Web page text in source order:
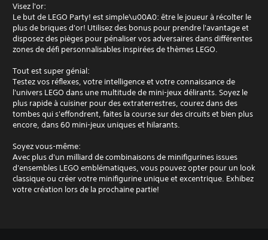
Visez l'or:
Le but de LEGO Party! est simple\u00A0: être le joueur à récolter le
plus de briques d'or! Utilisez des bonus pour prendre l'avantage et
disposez des pièges pour pénaliser vos adversaires dans différentes
zones de défi personnalisables inspirées de thèmes LEGO.
Tout est super génial:
Testez vos réflexes, votre intelligence et votre connaissance de
l'univers LEGO dans une multitude de mini-jeux délirants. Soyez le
plus rapide à cuisiner pour des extraterrestres, courez dans des
tombes qui s'effondrent, faites la course sur des circuits et bien plus
encore, dans 60 mini-jeux uniques et hilarants.
Soyez vous-même:
Avec plus d'un milliard de combinaisons de minifigurines issues
d'ensembles LEGO emblématiques, vous pouvez opter pour un look
classique ou créer votre minifigurine unique et excentrique. Exhibez
votre création lors de la prochaine partie!